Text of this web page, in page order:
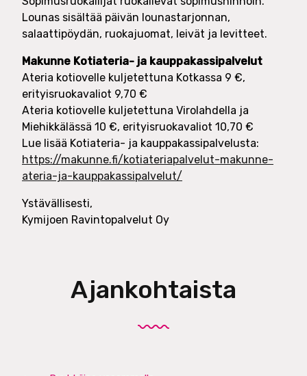
Lounas sisältää päivän lounastarjonnan,
salaattipöydän, ruokajuomat, leivät ja levitteet.
Makunne Kotiateria- ja kauppakassipalvelut
Ateria kotiovelle kuljetettuna Kotkassa 9 €,
erityisruokavaliot 9,70 €
Ateria kotiovelle kuljetettuna Virolahdella ja
Miehikkälässä 10 €, erityisruokavaliot 10,70 €
Lue lisää Kotiateria- ja kauppakassipalvelusta:
https://makunne.fi/kotiateriapalvelut-makunne-
ateria-ja-kauppakassipalvelut/
Ystävällisesti,
Kymijoen Ravintopalvelut Oy
Ajankohtaista